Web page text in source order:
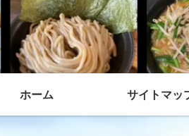
ホーム サイトマッ